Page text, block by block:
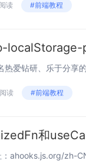
读 #前端教程
localStorage-
读 #前端教程
和